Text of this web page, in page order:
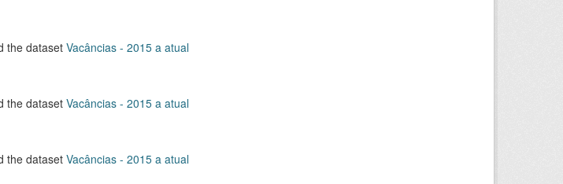
the datasetVacâncias - 2015 a atual
the datasetVacâncias - 2015 a atual
the datasetVacâncias - 2015 a atual